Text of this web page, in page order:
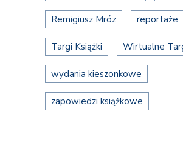
Remigiusz Mróz reportaże
Targi Książki Wirtualne
wydania kieszonkowe
zapowiedzi książkowe